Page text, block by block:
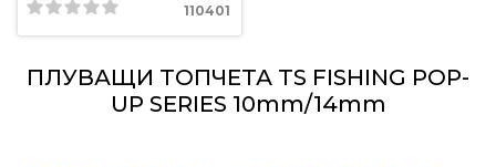
110401
ПЛУВАЩИ ТОПЧЕТА TS FISHING POP-
UP SERIES 10mm/14mm